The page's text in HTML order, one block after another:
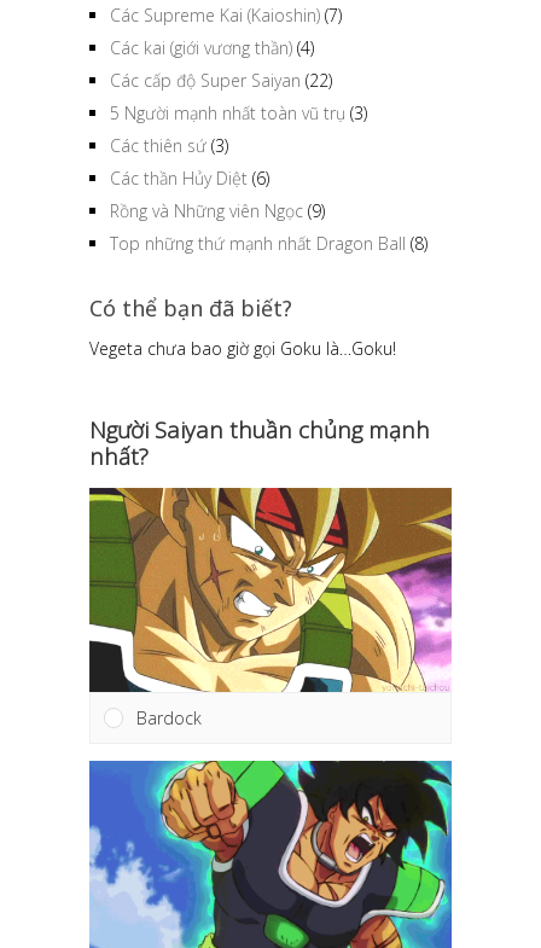
Các Supreme Kai (Kaioshin) (7)
Các kai (giới vương thần) (4)
Các cấp độ Super Saiyan (22)
5 Người mạnh nhất toàn vũ trụ (3)
Các thiên sứ (3)
Các thần Hủy Diệt (6)
Rồng và Những viên Ngọc (9)
Top những thứ mạnh nhất Dragon Ball (8)
Có thể bạn đã biết?
Người Saiyan không thể thở trong không
nhất?
Bardock